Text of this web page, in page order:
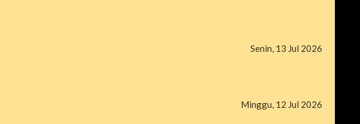
Senin, 13 Jul 2026
Minggu, 12 Jul 2026